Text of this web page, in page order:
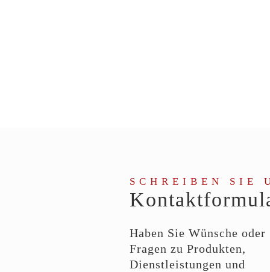
SCHREIBEN SIE
Haben Sie Wünsche oder
Fragen zu Produkten,
Dienstleistungen und